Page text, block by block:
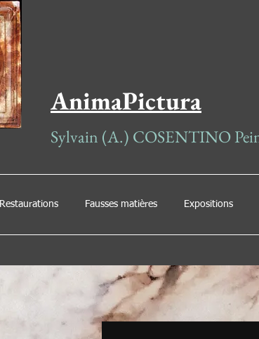
AnimaPictura
Sylvain (A.) COSENTINO
Restaurations Fausses matières Expositions